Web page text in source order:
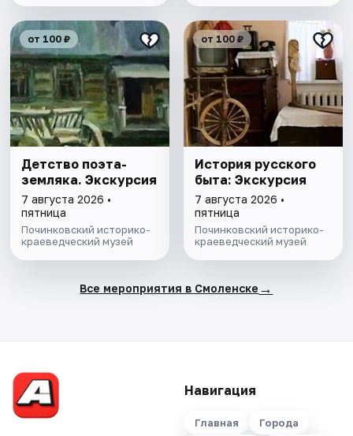
от 100 ₽
Детство поэта-
земляка. Экскурсия
7 августа 2026 •
пятница
Починковский историко-
краеведческий музей
от 100 ₽
История русского
быта: Экскурсия
7 августа 2026 •
пятница
Починковский историко-
краеведческий музей
Все мероприятия в Смоленске →
Навигация
Главная Города